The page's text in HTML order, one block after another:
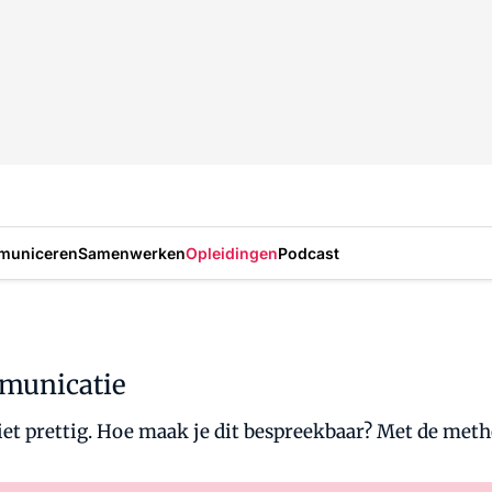
SamenwerkenOpleidingenPodcast
prettig. Hoe maak je dit bespreekbaar? Met de